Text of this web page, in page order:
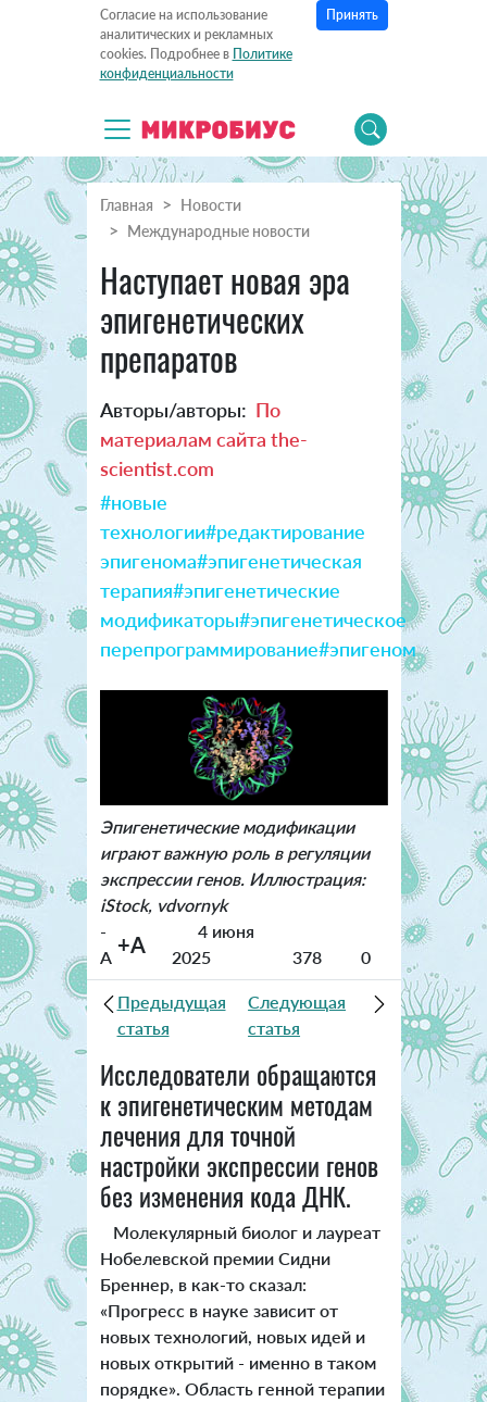
Согласие на использование
аналитических и рекламных
cookies. Подробнее в Политике
конфиденциальности
Принять
Главная
Новости
Международные новости
Наступает новая эра
эпигенетических
препаратов
Авторы/авторы: По
материалам сайта the-
scientist.com
#новые
технологии#редактирование
эпигенома#эпигенетическая
терапия#эпигенетические
модификаторы#эпигенетическое
перепрограммирование#эпигеном
Эпигенетические модификации
играют важную роль в регуляции
экспрессии генов. Иллюстрация:
iStock, vdvornyk
-
A +A
4 июня
2025
378 0
Предыдущая
статья
Следующая
статья
Исследователи обращаются
к эпигенетическим методам
лечения для точной
настройки экспрессии генов
без изменения кода ДНК.
Молекулярный биолог и лауреат
Нобелевской премии Сидни
Бреннер, в как-то сказал:
«Прогресс в науке зависит от
новых технологий, новых идей и
новых открытий - именно в таком
порядке». Область генной терапии